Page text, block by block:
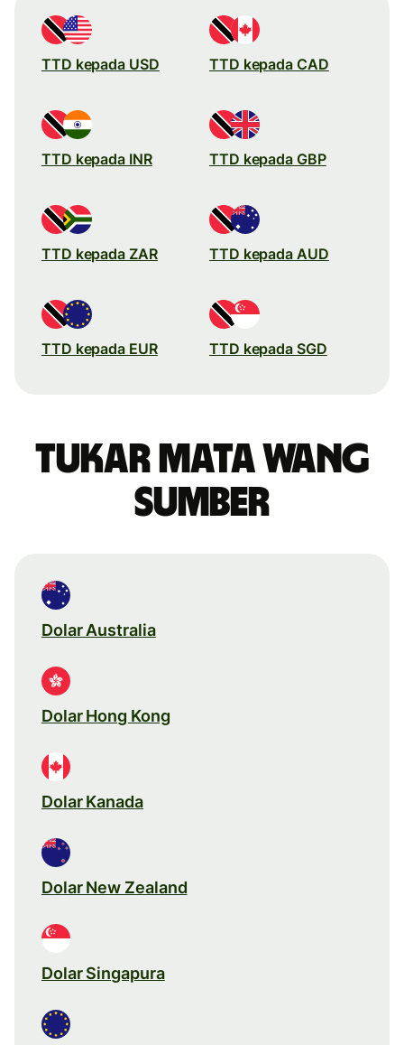
TTD kepada USD TTD kepada CAD
TTD kepada INR TTD kepada GBP
TTD kepada ZAR TTD kepada AUD
TTD kepada EUR TTD kepada SGD
Tukar mata wang
sumber
Dolar Australia
Dolar Hong Kong
Dolar Kanada
Dolar New Zealand
Dolar Singapura